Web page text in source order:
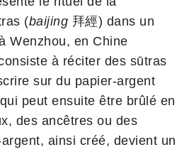
(baijing 拜經) dans un
Wenzhou, en Chine
à réciter des sūtras
sur du papier-argent
peut ensuite être brûlé en
des ancêtres ou des
ainsi créé, devient un